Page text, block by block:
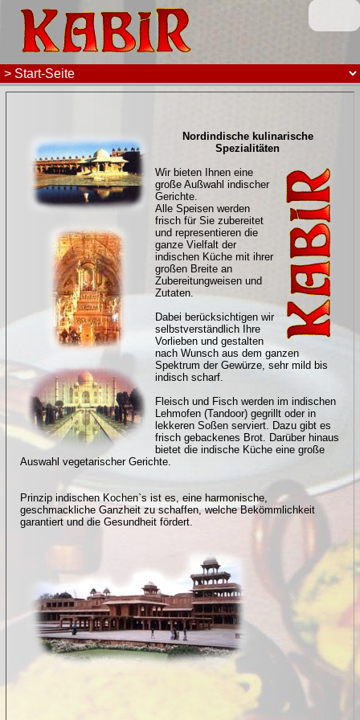
Nordindische kulinarische
Spezialitäten
Wir bieten Ihnen eine
große Außwahl indischer
Gerichte.
Alle Speisen werden
frisch für Sie zubereitet
und representieren die
ganze Vielfalt der
indischen Küche mit ihrer
großen Breite an
Zubereitungweisen und
Zutaten.
Dabei berücksichtigen wir
selbstverständlich Ihre
Vorlieben und gestalten
nach Wunsch aus dem ganzen
Spektrum der Gewürze, sehr mild bis
indisch scharf.
Fleisch und Fisch werden im indischen
Lehmofen (Tandoor) gegrillt oder in
lekkeren Soßen serviert. Dazu gibt es
frisch gebackenes Brot. Darüber hinaus
bietet die indische Küche eine große
Auswahl vegetarischer Gerichte.
Prinzip indischen Kochen`s ist es, eine harmonische,
geschmackliche Ganzheit zu schaffen, welche Bekömmlichkeit
garantiert und die Gesundheit fördert.